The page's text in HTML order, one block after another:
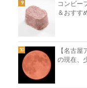
コンビー
＆おすす
【名古
の現在、